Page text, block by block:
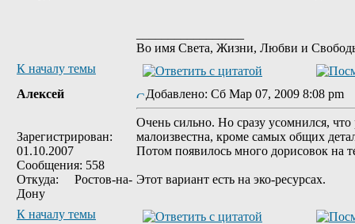
Во имя Света, Жизни, Любви и
К началу темы
Алексей
Зарегистрирован:
01.10.2007
Сообщения: 558
Откуда: Ростов-на-
Дону
Добавлено: Сб Мар 07, 2009 8:08 pm
Очень сильно. Но сразу усомнился,
малоизвестна, кроме самых общих
Потом появилось много дорисовок на
Этот вариант есть на эко-ресурсах.
К началу темы